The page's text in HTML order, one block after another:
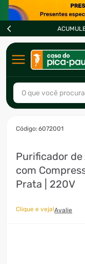
O que você
:6072001
Purificador de
com
Prata | 220V
Clique e veja!Avalie
2º
fogão
3º
freezer
forno
5º
soprador